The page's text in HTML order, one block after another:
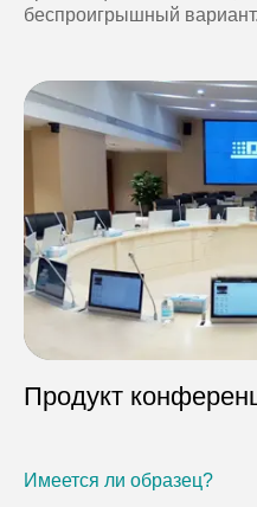
беспроигрышный вариант.
Продукт
Имеется ли образец?